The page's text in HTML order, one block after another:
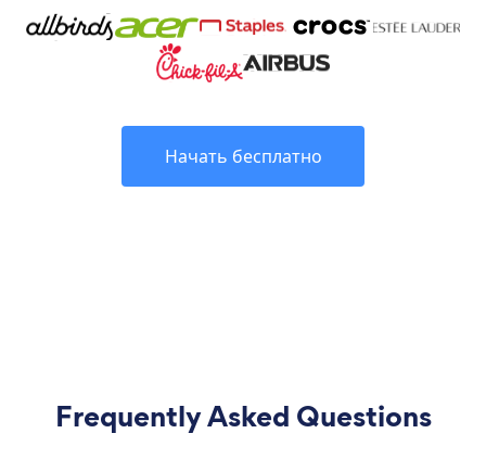
Начать бесплатно
Frequently Asked Questions